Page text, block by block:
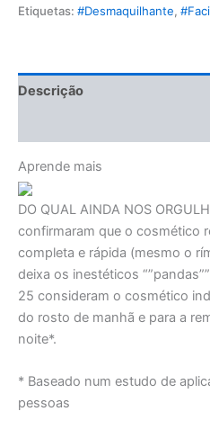
Etiquetas: #Desmaquilhante,
Descrição
Aprende mais
DO QUAL AINDA NOS
confirmaram que o cosmético
completa e rápida (mesmo o
deixa os inestéticos
25 consideram o cosmético
do rosto de manhã e para a
noite*.
* Baseado num estudo de
pessoas